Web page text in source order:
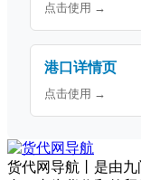
点击使用 →
港口详情页
点击使用 →
货代网导航丨是由九